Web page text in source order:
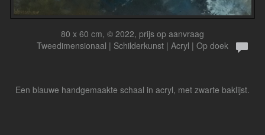
80 x 60 cm, © 2022, prijs op aanvraag
Tweedimensionaal | Schilderkunst | Acryl | Op doek
Een blauwe handgemaakte schaal in acryl, met zwarte baklijst.